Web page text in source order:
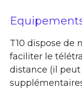
T10 dispose de
faciliter le
distance (il peut